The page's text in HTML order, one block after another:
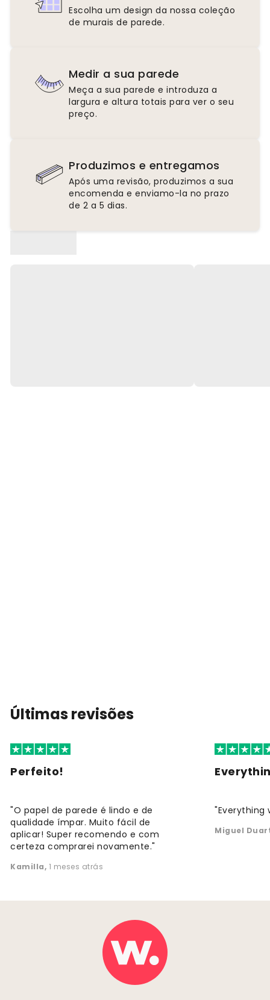
Escolha um design da nossa coleção
de murais de parede.
Medir a sua parede
Meça a sua parede e introduza a
largura e altura totais para ver o seu
preço.
Produzimos e entregamos
Após uma revisão, produzimos a sua
encomenda e enviamo-la no prazo
de 2 a 5 dias.
Últimas revisões
Perfeito!
"O papel de parede é lindo e de
qualidade ímpar. Muito fácil de
aplicar! Super recomendo e com
certeza comprarei novamente."
Kamilla, 1 meses atrás
"Everything
Miguel